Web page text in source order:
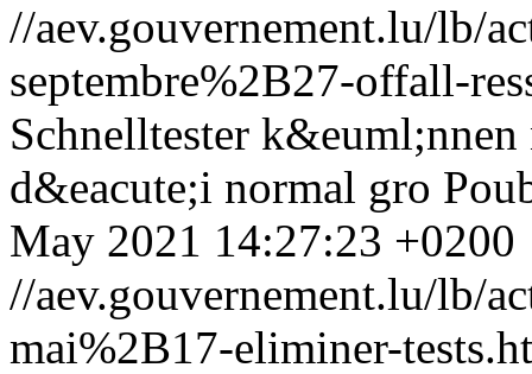
//aev.gouvernement.lu/lb/
septembre%2B27-offall-
Schnelltester k&euml;nnen
d&eacute;i normal gro
May 2021 14:27:23 +0200
//aev.gouvernement.lu/lb/
mai%2B17-eliminer-